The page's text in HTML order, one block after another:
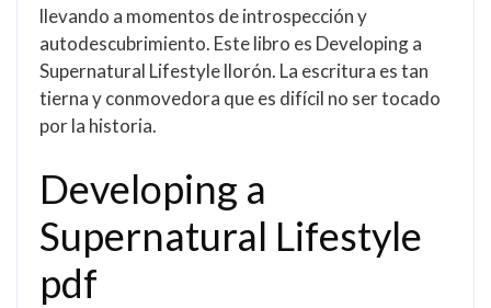
llevando a momentos de introspección y
autodescubrimiento. Este libro es Developing a
Supernatural Lifestyle llorón. La escritura es tan
tierna y conmovedora que es difícil no ser tocado
por la historia.
Developing a
Supernatural Lifestyle
pdf